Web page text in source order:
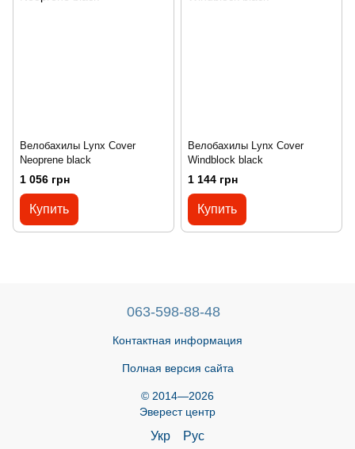
Велобахилы Lynx Cover
Neoprene black
1 056 грн
Купить
Велобахилы Lynx Cover
Windblock black
1 144 грн
Купить
063-598-88-48
Контактная информация
Полная версия сайта
© 2014—2026
Эверест центр
Укр Рус